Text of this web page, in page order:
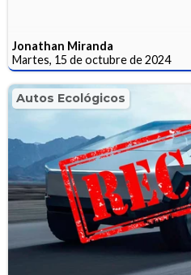
Jonathan Miranda
Martes, 15 de octubre de 2024
Autos Ecológicos